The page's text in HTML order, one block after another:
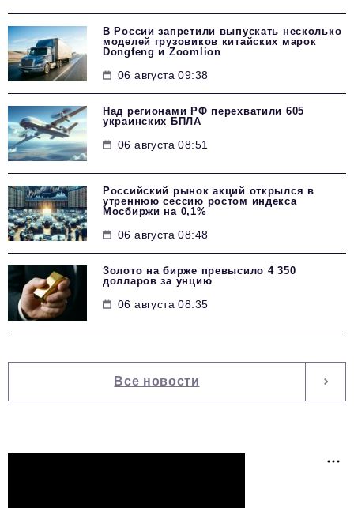
В России запретили выпускать несколько
моделей грузовиков китайских марок
Dongfeng и Zoomlion
06 августа 09:38
Над регионами РФ перехватили 605
украинских БПЛА
06 августа 08:51
Российский рынок акций открылся в
утреннюю сессию ростом индекса
Мосбиржи на 0,1%
06 августа 08:48
Золото на бирже превысило 4 350
долларов за унцию
06 августа 08:35
Все новости